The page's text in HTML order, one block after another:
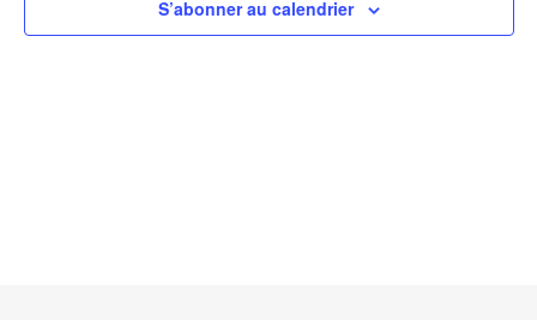
S’abonner au calendrier